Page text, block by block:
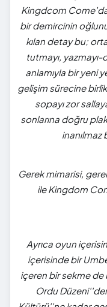
Kingdcom
bir demircinin
kılan detay bu;
tutmayı,
anlamıyla bir yeni
gelişim sürecine
sopayı zor
sonlarına doğru
inanılmaz
Gerek mimarisi,
ile Kingdom
Ayrıca oyun
içerisinde bir
içeren bir sekme
Ordu